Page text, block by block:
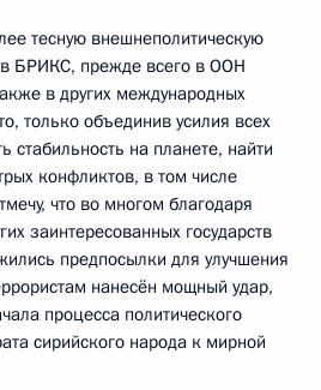
тесную внешнеполитическую
БРИКС, прежде всего в ООН
в других международных
только объединив усилия всех
стабильность на планете, найти
конфликтов, в том числе
что во многом благодаря
заинтересованных государств
предпосылки для улучшения
нанесён мощный удар,
процесса политического
сирийского народа к мирной